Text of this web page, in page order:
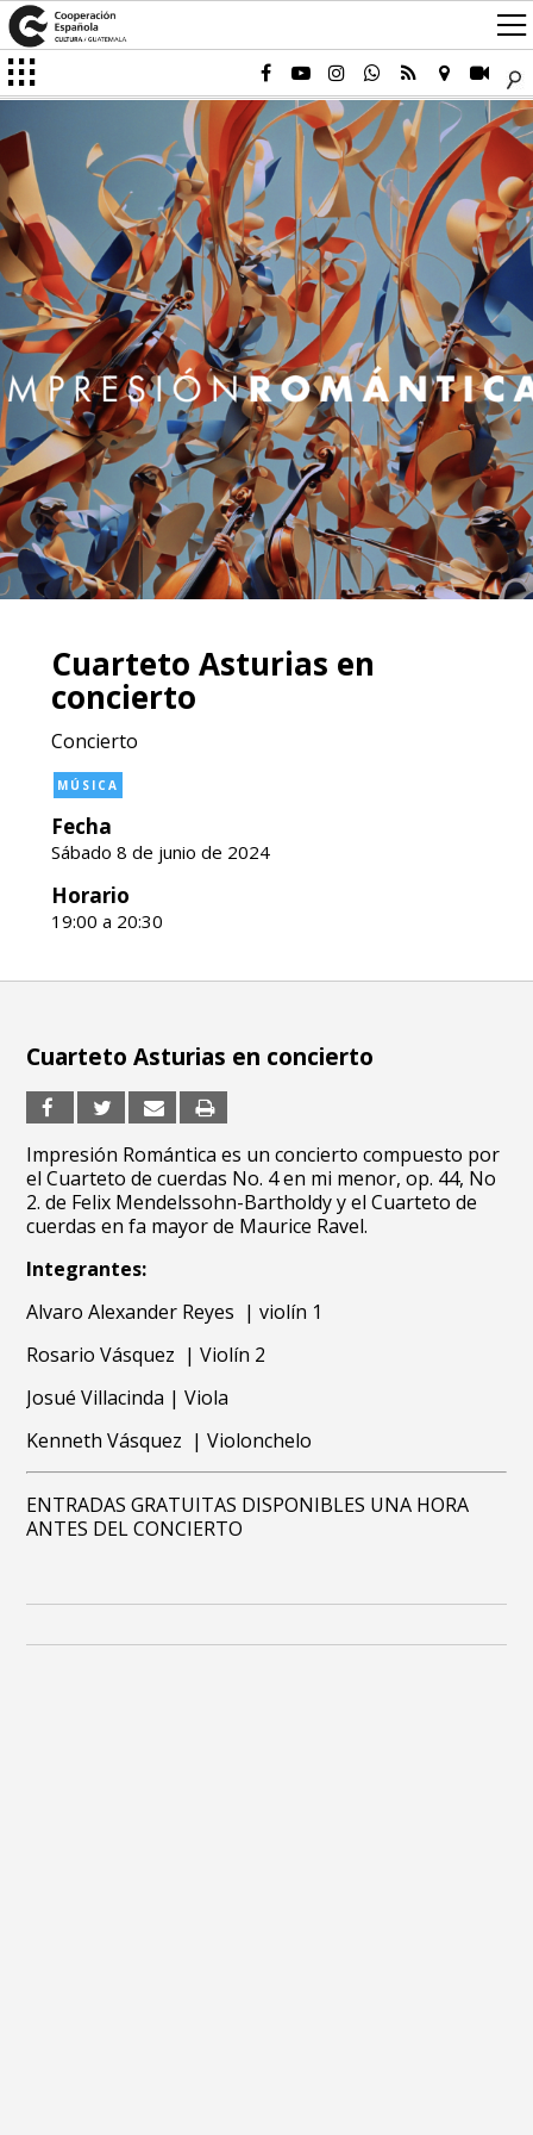
Cuarteto Asturias en
concierto
Concierto
MÚSICA
Fecha
Sábado 8 de junio de 2024
Horario
19:00 a 20:30
Cuarteto Asturias en concierto
Impresión Romántica es un concierto compuesto por
el Cuarteto de cuerdas No. 4 en mi menor, op. 44, No
2. de Felix Mendelssohn-Bartholdy y el Cuarteto de
cuerdas en fa mayor de Maurice Ravel.
Integrantes:
Alvaro Alexander Reyes | violín 1
Rosario Vásquez | Violín 2
Josué Villacinda | Viola
Kenneth Vásquez | Violonchelo
ENTRADAS GRATUITAS DISPONIBLES UNA HORA
ANTES DEL CONCIERTO